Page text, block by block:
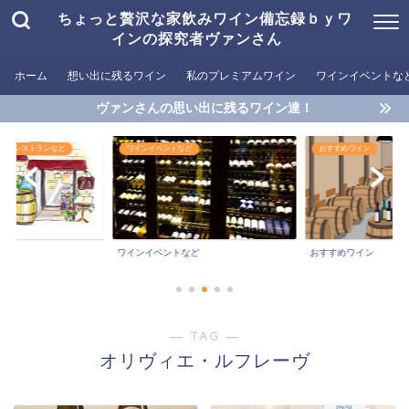
ちょっと贅沢な家飲みワイン備忘録ｂｙワ
インの探究者ヴァンさん
ホーム 想い出に残るワイン 私のプレミアムワイン ワインイベントな
ヴァンさんの思い出に残るワイン達！
るレストランなど ワインイベントなど
ワインイベントなど
おすすめワイン
おすすめワイン
― TAG ―
オリヴィエ・ルフレーヴ